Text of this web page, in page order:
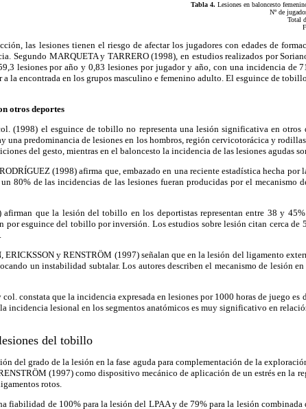
Tabla 4. Lesiones en baloncesto
Nº de
Total
las lesiones tienen el riesgo de afectar los jugadores con edades de
Segundo MARQUETA y TARRERO (1998), en estudios realizados por
lesiones por año y 0,83 lesiones por jugador y año, con una incidencia de
la encontrada en los grupos masculino e femenino adulto. El esguince de
otros deportes
(1998) el esguince de tobillo no representa una lesión significativa en
una predominancia de lesiones en los hombros, región cervicotorácica y
del gesto, mientras en el baloncesto la incidencia de las lesiones agudas
(1998) afirma que, embazado en una reciente estadística hecha
80% de las incidencias de las lesiones fueran producidas por el
que la lesión del tobillo en los deportistas representan entre 38 y
por esguince del tobillo por inversión. Los estudios sobre lesión citan cerca
ERICKSSON y RENSTRÖM (1997) señalan que en la lesión del ligamento
un instabilidad subtalar. Los autores describen el mecanismo de
constata que la incidencia expresada en lesiones por 1000 horas de juego
incidencia lesional en los segmentos anatómicos es muy significativo en
del tobillo
del grado de la lesión en la fase aguda para complementación de la
(1997) como dispositivo mecánico de aplicación de un estrés en la
rotos.
fiabilidad de 100% para la lesión del LPAA y de 79% para la lesión